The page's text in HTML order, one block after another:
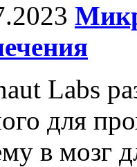
Labs
для
в мозг